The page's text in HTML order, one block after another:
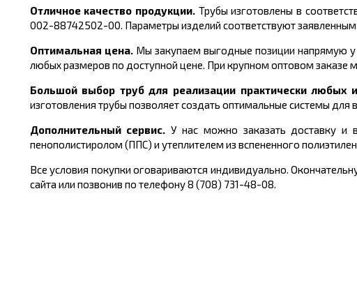
Отличное качество продукции. Трубы изготовлены в
002-88742502-00. Параметры изделий соответствуют
Оптимальная цена.Мы закупаем выгодные позиции напрямую у
любых размеров по доступной цене. При крупном оптовом заказе
Большой выбор труб для реализации практически любых
изготовления трубы позволяет создать оптимальные системы для
Дополнительный сервис.У нас можно заказать доставку и
пенополистиролом (ППС) и утеплителем из вспененного
Все условия покупки оговариваются индивидуально.
сайта или позвонив по телефону 8 (708) 731-48-08.